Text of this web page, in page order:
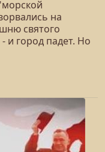
на
святого
и город падет. Но